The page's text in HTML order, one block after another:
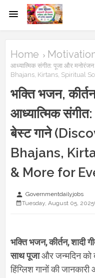
Home
आध्यात्मिक संगीत: पूजा और
Bhajans, Kirtans, Spiritual
भक्ति भजन,
आध्यात्मिक
बेस्ट गाने
Bhajans,
& More for
person Governmentdailyjobs
Tuesday, August 05, 2025
भक्ति भजन,कीर्तन,शादी
साथ पूजाऔर जन्मदिन को
हिंग्लिश गानों की